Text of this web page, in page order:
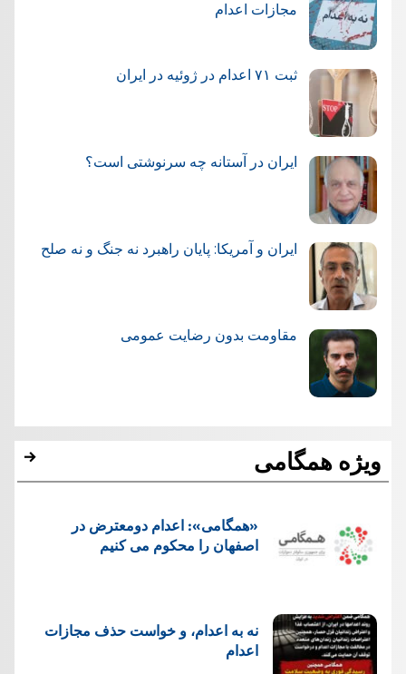
مجازات اعدام
ثبت ۷۱ اعدام در ژوئيه در ایران
ایران در آستانه چه سرنوشتی است؟
ایران و آمریکا: پایان راهبرد نه جنگ و نه صلح
مقاومت بدون رضایت عمومی
ویژه همگامی
«همگامی»: اعدام دومعترض در
اصفهان را محکوم می کنیم
نه به اعدام، و خواست حذف مجازات
اعدام